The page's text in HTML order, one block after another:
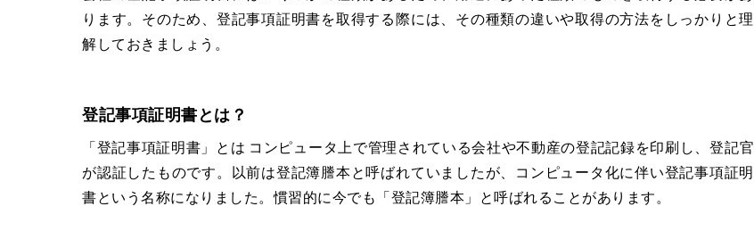
ります。そのため、登記事項証明書を取得する際には、その種類の違いや取得の方法をしっかりと理
解しておきましょう。
登記事項証明書とは？
「登記事項証明書」とは コンピュータ上で管理されている会社や不動産の登記記録を印刷し、登記官
が認証したものです。以前は登記簿謄本と呼ばれていましたが、コンピュータ化に伴い登記事項証明
書という名称になりました。慣習的に今でも「登記簿謄本」と呼ばれることがあります。